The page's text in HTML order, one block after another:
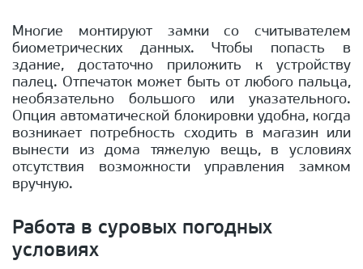
Многие монтируют замки со считывателем
биометрических данных. Чтобы попасть в
здание, достаточно приложить к устройству
палец. Отпечаток может быть от любого пальца,
необязательно большого или указательного.
Опция автоматической блокировки удобна, когда
возникает потребность сходить в магазин или
вынести из дома тяжелую вещь, в условиях
отсутствия возможности управления замком
вручную.
Работа в суровых погодных
условиях